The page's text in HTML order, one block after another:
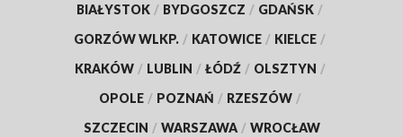
BIAŁYSTOK / BYDGOSZCZ / GDAŃSK /
GORZÓW WLKP. / KATOWICE / KIELCE /
KRAKÓW / LUBLIN / ŁÓDŹ / OLSZTYN /
OPOLE / POZNAŃ / RZESZÓW /
SZCZECIN / WARSZAWA / WROCŁAW